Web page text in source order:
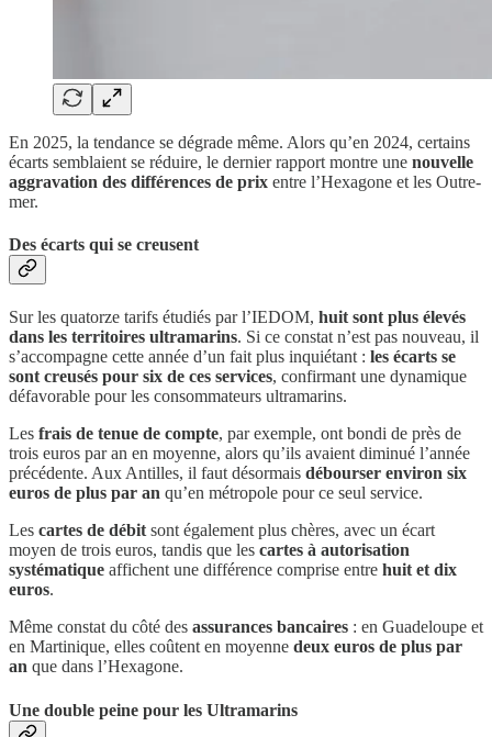
En 2025, la tendance se dégrade même. Alors qu’en 2024, certains
écarts semblaient se réduire, le dernier rapport montre une nouvelle
aggravation des différences de prix entre l’Hexagone et les Outre-
mer.
Des écarts qui se creusent
Sur les quatorze tarifs étudiés par l’IEDOM, huit sont plus élevés
dans les territoires ultramarins. Si ce constat n’est pas nouveau, il
s’accompagne cette année d’un fait plus inquiétant : les écarts se
sont creusés pour six de ces services, confirmant une dynamique
défavorable pour les consommateurs ultramarins.
Les frais de tenue de compte, par exemple, ont bondi de près de
trois euros par an en moyenne, alors qu’ils avaient diminué l’année
précédente. Aux Antilles, il faut désormais débourser environ six
euros de plus par an qu’en métropole pour ce seul service.
Les cartes de débit sont également plus chères, avec un écart
moyen de trois euros, tandis que les cartes à autorisation
systématique affichent une différence comprise entre huit et dix
euros.
Même constat du côté des assurances bancaires : en Guadeloupe et
en Martinique, elles coûtent en moyenne deux euros de plus par
an que dans l’Hexagone.
Une double peine pour les Ultramarins